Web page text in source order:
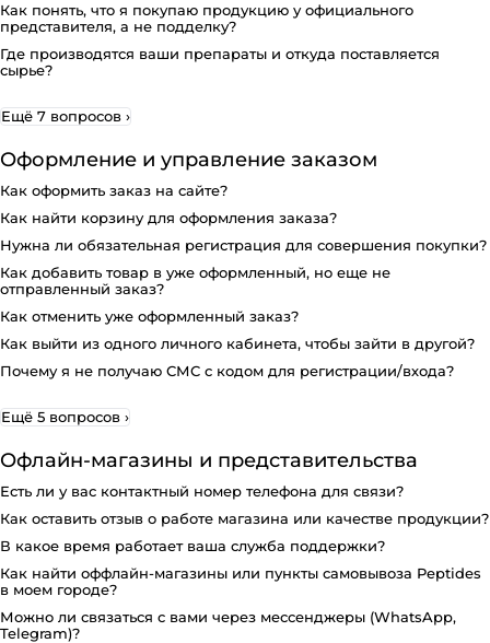
Как понять, что я покупаю продукцию у официального
представителя, а не подделку?
Где производятся ваши препараты и откуда поставляется
сырье?
Ещё 7 вопросов ›
Оформление и управление заказом
Как оформить заказ на сайте?
Как найти корзину для оформления заказа?
Нужна ли обязательная регистрация для совершения покупки?
Как добавить товар в уже оформленный, но еще не
отправленный заказ?
Как отменить уже оформленный заказ?
Как выйти из одного личного кабинета, чтобы зайти в другой?
Почему я не получаю СМС с кодом для регистрации/входа?
Ещё 5 вопросов ›
Офлайн-магазины и представительства
Есть ли у вас контактный номер телефона для связи?
Как оставить отзыв о работе магазина или качестве продукции?
В какое время работает ваша служба поддержки?
Как найти оффлайн-магазины или пункты самовывоза Peptides
в моем городе?
Можно ли связаться с вами через мессенджеры (WhatsApp,
Telegram)?